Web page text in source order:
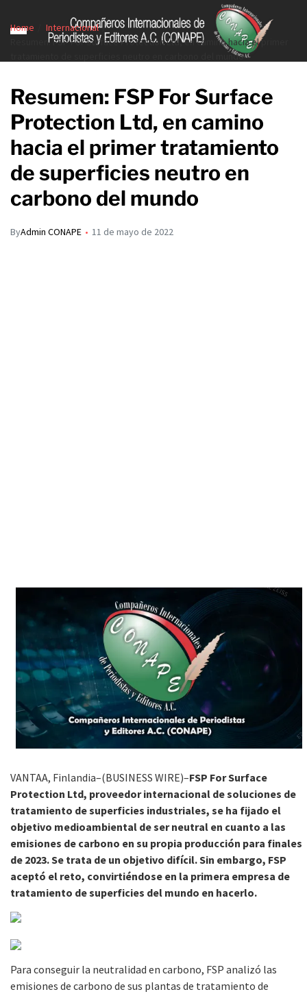
Home
Internacional
Resumen: FSP For Surface Protection Ltd, en camino hacia el primer
tratamiento de superficies neutro en carbono del mundo
Resumen: FSP For Surface
Protection Ltd, en camino
hacia el primer tratamiento
de superficies neutro en
carbono del mundo
ByAdmin CONAPE 11 de mayo de 2022
VANTAA, Finlandia–(BUSINESS WIRE)–FSP For Surface
Protection Ltd, proveedor internacional de soluciones de
tratamiento de superficies industriales, se ha fijado el
objetivo medioambiental de ser neutral en cuanto a las
emisiones de carbono en su propia producción para finales
de 2023. Se trata de un objetivo difícil. Sin embargo, FSP
aceptó el reto, convirtiéndose en la primera empresa de
tratamiento de superficies del mundo en hacerlo.
Para conseguir la neutralidad en carbono, FSP analizó las
emisiones de carbono de sus plantas de tratamiento de